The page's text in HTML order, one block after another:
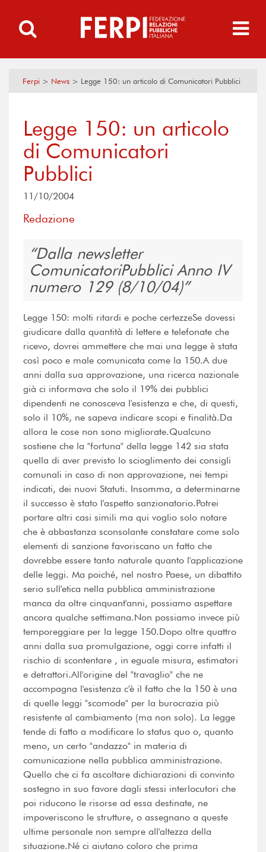
Ferpi > News > Legge 150: un articolo di Comunicatori Pubblici
Legge 150: un articolo
di Comunicatori
Pubblici
11/10/2004
Redazione
Dalla newsletter
ComunicatoriPubblici Anno IV
numero 129 (8/10/04)
Legge 150: molti ritardi e poche certezzeSe dovessi
giudicare dalla quantità di lettere e telefonate che
ricevo, dovrei ammettere che mai una legge è stata
così poco e male comunicata come la 150.A due
anni dalla sua approvazione, una ricerca nazionale
già ci informava che solo il 19% dei pubblici
dipendenti ne conosceva l'esistenza e che, di questi,
solo il 10%, ne sapeva indicare scopi e finalità.Da
allora le cose non sono migliorate.Qualcuno
sostiene che la "fortuna" della legge 142 sia stata
quella di aver previsto lo scioglimento dei consigli
comunali in caso di non approvazione, nei tempi
indicati, dei nuovi Statuti. Insomma, a determinarne
il successo è stato l'aspetto sanzionatorio.Potrei
portare altri casi simili ma qui voglio solo notare
che è abbastanza sconsolante constatare come solo
elementi di sanzione favoriscano un fatto che
dovrebbe essere tanto naturale quanto l'applicazione
delle leggi. Ma poiché, nel nostro Paese, un dibattito
serio sull'etica nella pubblica amministrazione
manca da oltre cinquant'anni, possiamo aspettare
ancora qualche settimana.Non possiamo invece più
temporeggiare per la legge 150.Dopo oltre quattro
anni dalla sua promulgazione, oggi corre infatti il
rischio di scontentare , in eguale misura, estimatori
e detrattori.All'origine del "travaglio" che ne
accompagna l'esistenza c'è il fatto che la 150 è una
di quelle leggi "scomode" per la burocrazia più
resistente al cambiamento (ma non solo). La legge
tende di fatto a modificare lo status quo o, quanto
meno, un certo "andazzo" in materia di
comunicazione nella pubblica amministrazione.
Quello che ci fa ascoltare dichiarazioni di convinto
sostegno in suo favore dagli stessi interlocutori che
poi riducono le risorse ad essa destinate, ne
impoveriscono le strutture, o assegnano a queste
ultime personale non sempre all'altezza della
situazione.Né ci aiutano coloro che prima